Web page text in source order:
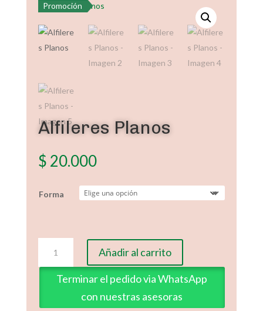
Promoción
Alfileres Planos
$ 20.000
Forma
Planos
cantidad
Añadir al carrito
Terminar el pedido via WhatsApp
con nuestras asesoras